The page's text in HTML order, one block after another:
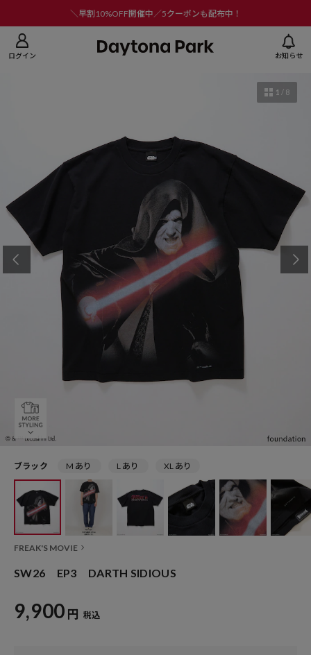
＼早割10%OFF開催中／5クーポンも配布中！
ログイン お知らせ
1 / 8
ブラック M あり L あり XL あり
FREAK'S MOVIE
SW26 EP3 DARTH SIDIOUS
9,900 円 税込